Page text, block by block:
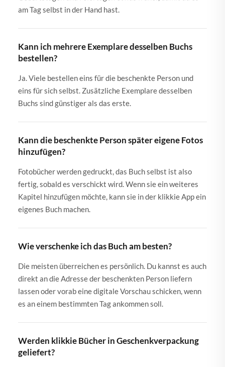
am Tag selbst in der Hand hast.
Kann ich mehrere Exemplare desselben Buchs
bestellen?
Ja. Viele bestellen eins für die beschenkte Person und
eins für sich selbst. Zusätzliche Exemplare desselben
Buchs sind günstiger als das erste.
Kann die beschenkte Person später eigene Fotos
hinzufügen?
Fotobücher werden gedruckt, das Buch selbst ist also
fertig, sobald es verschickt wird. Wenn sie ein weiteres
Kapitel hinzufügen möchte, kann sie in der klikkie App ein
eigenes Buch machen.
Wie verschenke ich das Buch am besten?
Die meisten überreichen es persönlich. Du kannst es auch
direkt an die Adresse der beschenkten Person liefern
lassen oder vorab eine digitale Vorschau schicken, wenn
es an einem bestimmten Tag ankommen soll.
Werden klikkie Bücher in Geschenkverpackung
geliefert?